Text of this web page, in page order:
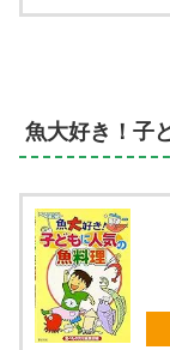
魚大好き！子